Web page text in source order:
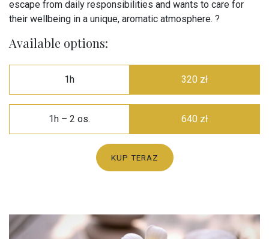
escape from daily responsibilities and wants to care for
their wellbeing in a unique, aromatic atmosphere. ?
Available options:
1h 320 zł
1h – 2 os. 640 zł
KUP TERAZ